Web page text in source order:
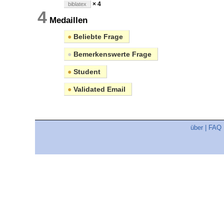
biblatex × 4
4 Medaillen
● Beliebte Frage
● Bemerkenswerte Frage
● Student
● Validated Email
über FAQ